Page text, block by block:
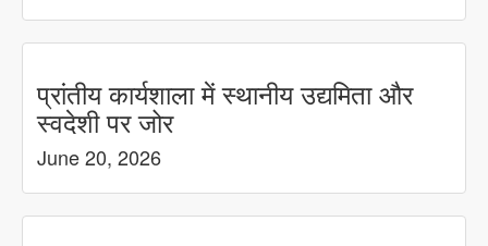
प्रांतीय कार्यशाला में स्थानीय उद्यमिता और
स्वदेशी पर जोर
June 20, 2026